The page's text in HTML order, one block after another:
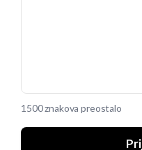
1500 znakova preostalo